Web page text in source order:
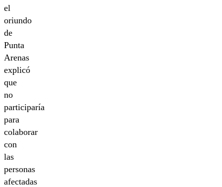
el
oriundo
de
Punta
Arenas
explicó
que
no
participaría
para
colaborar
con
las
personas
afectadas